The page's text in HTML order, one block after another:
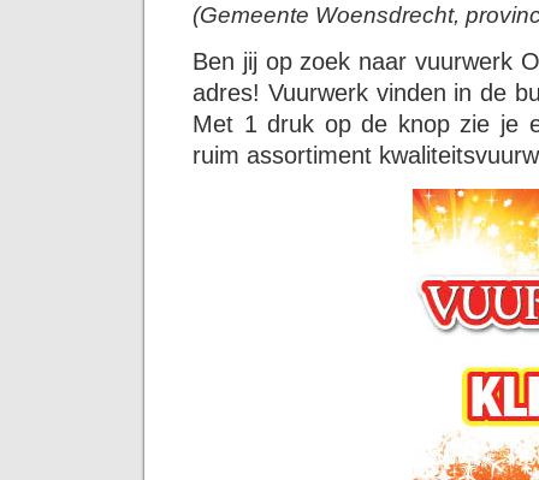
(Gemeente Woensdrecht,
Ben jij op zoek naar vuurwerk
adres! Vuurwerk vinden in de
Met 1 druk op de knop zie je
ruim assortiment